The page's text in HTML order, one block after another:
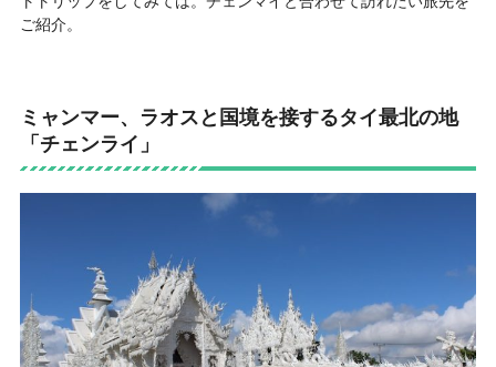
ご紹介。
ミャンマー、ラオスと国境を接するタイ最北の地
「チェンライ」